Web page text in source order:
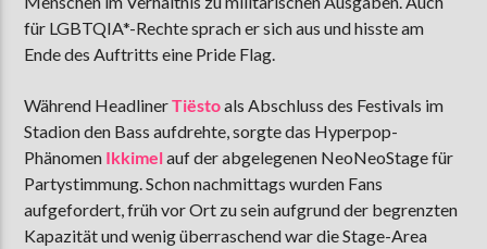
für LGBTQIA*-Rechte sprach er sich aus und hisste am
Ende des Auftritts eine Pride Flag.
Während HeadlinerTiëstoals Abschluss des Festivals im
Stadion den Bass aufdrehte, sorgte das Hyperpop-
Phänomen Ikkimelauf der abgelegenen NeoNeoStage für
Partystimmung. Schon nachmittags wurden Fans
aufgefordert, früh vor Ort zu sein aufgrund der begrenzten
Kapazität und wenig überraschend war die Stage-Area